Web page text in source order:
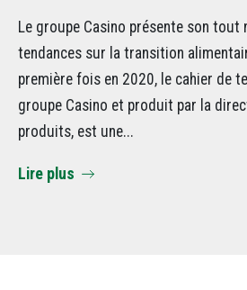
Le groupe Casino présente son tout
tendances sur la transition
première fois en 2020, le cahier de
groupe Casino et produit par la
produits, est une...
Lire plus